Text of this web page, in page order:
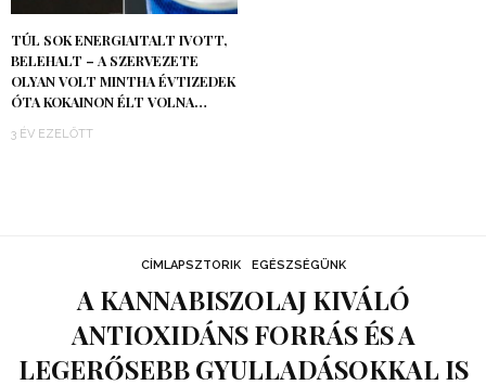
TÚL SOK ENERGIAITALT IVOTT,
BELEHALT – A SZERVEZETE
OLYAN VOLT MINTHA ÉVTIZEDEK
ÓTA KOKAINON ÉLT VOLNA…
3 ÉV EZELŐTT
CÍMLAPSZTORIK EGÉSZSÉGÜNK
A KANNABISZOLAJ KIVÁLÓ
ANTIOXIDÁNS FORRÁS ÉS A
LEGERŐSEBB GYULLADÁSOKKAL IS